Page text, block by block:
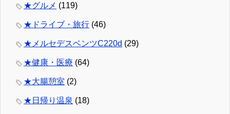
★グルメ (119)
★ドライブ・旅行 (46)
★メルセデスベンツC220d (29)
★健康・医療 (64)
★大腸憩室 (2)
★日帰り温泉 (18)